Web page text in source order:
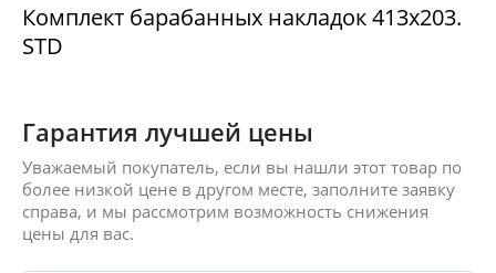
Комплект барабанных накладок 413x203.
STD
Гарантия лучшей цены
Уважаемый покупатель, если вы нашли этот товар по
более низкой цене в другом месте, заполните заявку
справа, и мы рассмотрим возможность снижения
цены для вас.